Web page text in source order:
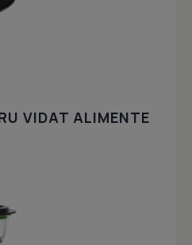
VIDAT ALIMENTE